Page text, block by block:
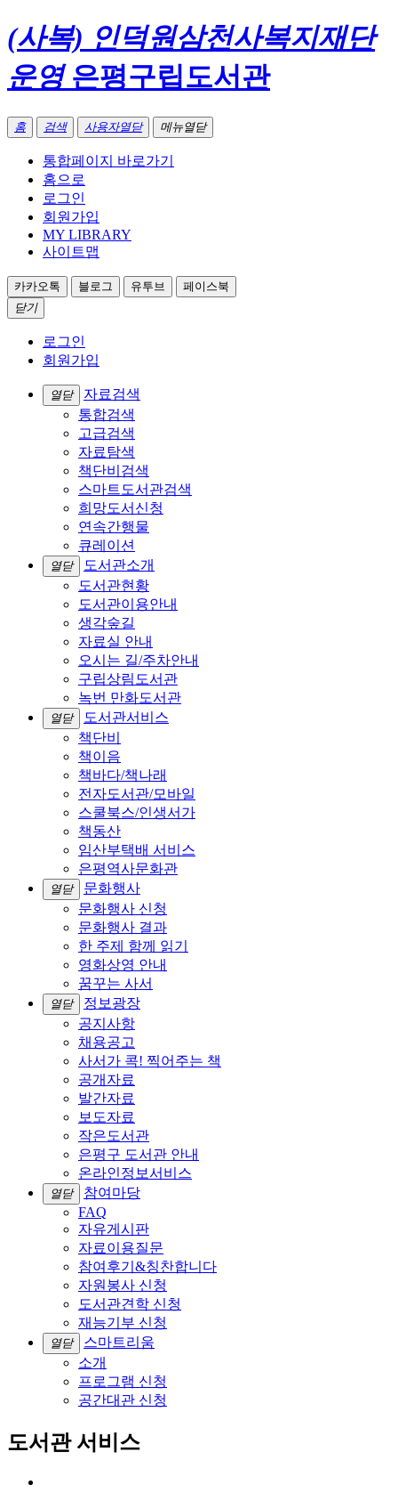
(사복) 인덕원삼천사복지재단
운영은평구립도서관
홈 검색 사용자열닫 메뉴열닫
통합페이지 바로가기
홈으로
로그인
회원가입
MY LIBRARY
사이트맵
카카오톡 블로그 유투브
페이스북
닫기
로그인
회원가입
열닫
자료검색
통합검색
고급검색
자료탐색
책단비검색
스마트도서관검색
희망도서신청
연속간행물
큐레이션
열닫
도서관소개
도서관현황
도서관이용안내
생각숲길
자료실 안내
오시는 길/주차안내
구립상림도서관
녹번 만화도서관
열닫
도서관서비스
책단비
책이음
책바다/책나래
전자도서관/모바일
스쿨북스/인생서가
책동산
임산부택배 서비스
은평역사문화관
열닫
문화행사
문화행사 신청
문화행사 결과
한 주제 함께 읽기
영화상영 안내
꿈꾸는 사서
열닫
정보광장
공지사항
채용공고
사서가 콕! 찍어주는 책
공개자료
발간자료
보도자료
작은도서관
은평구 도서관 안내
온라인정보서비스
열닫
참여마당
FAQ
자유게시판
자료이용질문
참여후기&칭찬합니다
자원봉사 신청
도서관견학 신청
재능기부 신청
열닫
스마트리움
소개
프로그램 신청
공간대관 신청
도서관 서비스